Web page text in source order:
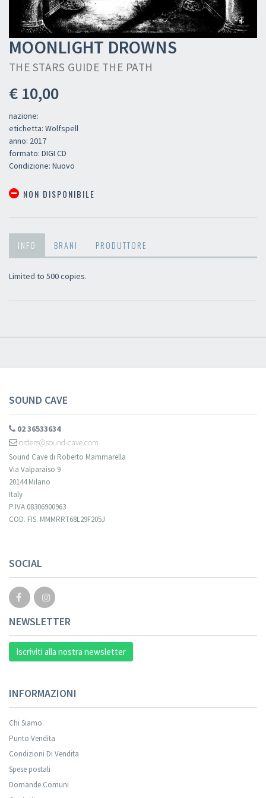
MOONLIGHT DROWNS
THE STARS GUIDE THE PATH
€ 10,00
nazione:
etichetta: Wolfspell
anno: 2017
formato: DIGI CD
Condizione: Nuovo
NON DISPONIBILE
INFO BRANI PRODUTTORE
Limited to 500 copies.
SOUND CAVE
02 36533634
orders@sound-cave.com
Sound Cave di Roberto Mammarella
Via Valparaiso 9
20144 Milano
Italy
P.IVA 08306900963
COD. FIS. MMMRRT68L29F205J
SOCIAL
NEWSLETTER
Iscriviti alla nostra newsletter
INFORMAZIONI
Chi Siamo
Punto Vendita
Condizioni Di Vendita
Spese postali
Domande Comuni
Newsletter
Your registration was successful.